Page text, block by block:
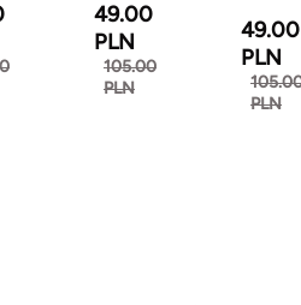
49.00
PLN
105.00
PLN
49.00
PLN
PLN